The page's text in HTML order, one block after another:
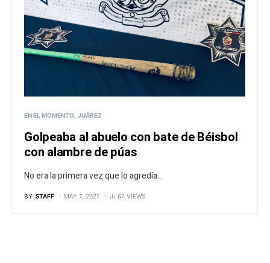
EN EL MOMENTO JUÁREZ
Golpeaba al abuelo con bate de Béisbol
con alambre de púas
No era la primera vez que lo agredía...
BY STAFF MAY 7, 2021 67 VIEWS